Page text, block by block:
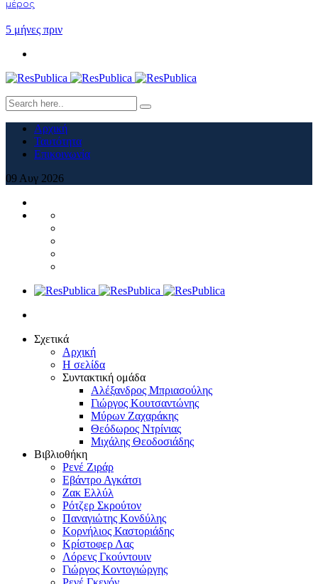
μέρος
5 μήνες πριν
Αρχική
Ταυτότητα
Επικοινωνία
09Αυγ 2026
Σχετικά
Αρχική
Η σελίδα
Συντακτική ομάδα
Αλέξανδρος Μπριασούλης
Γιώργος Κουτσαντώνης
Μύρων Ζαχαράκης
Θεόδωρος Ντρίνιας
Μιχάλης Θεοδοσιάδης
Βιβλιοθήκη
Ρενέ Ζιράρ
Εβάντρο Αγκάτσι
Ζακ Ελλύλ
Ρότζερ Σκρούτον
Παναγιώτης Κονδύλης
Κορνήλιος Καστοριάδης
Κρίστοφερ Λας
Λόρενς Γκούντουιν
Γιώργος Κοντογιώργης